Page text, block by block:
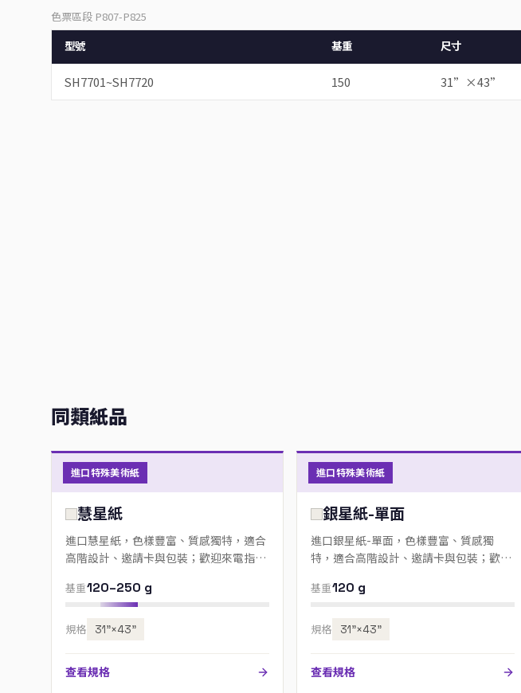
色票區段 P807-P825
型號 基重 尺寸
SH7701~SH7720 150 31”×43”
同類紙品
進口特殊美術紙
慧星紙
進口慧星紙，色樣豐富、質感獨特，適合
高階設計、邀請卡與包裝；歡迎來電指定
基重120–250 g
規格 31”×43”
查看規格
進口特殊美術紙
銀星紙-單面
進口銀星紙-單面，色樣豐富、質感獨
特，適合高階設計、邀請卡與包裝；歡迎
基重120 g
規格 31”×43”
查看規格